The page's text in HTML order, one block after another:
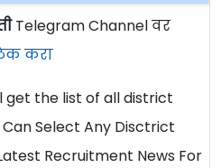
Telegram Channel वर
करा
get the list of all district
Select Any Disctrict
Recruitment News For